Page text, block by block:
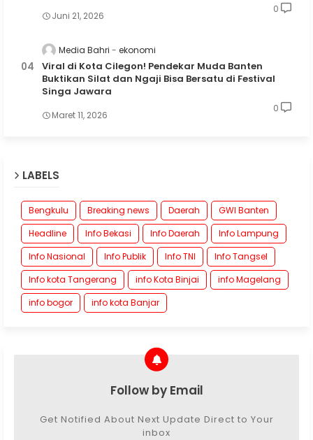
Juni 21, 2026
0
Media Bahri ekonomi
Viral di Kota Cilegon! Pendekar Muda Banten
Buktikan Silat dan Ngaji Bisa Bersatu di Festival
Singa Jawara
Maret 11, 2026
0
LABELS
Bengkulu Breaking news Daerah
GWI Banten
Headline
Info Bekasi Info Daerah
Info Lampung
Info Nasional
Info Publik Info TNI
Info Tangsel
Info kota Tangerang
info Kota Binjai
info Magelang
info bogor
info kota Banjar
Follow by Email
Get Notified About Next Update Direct to Your
inbox